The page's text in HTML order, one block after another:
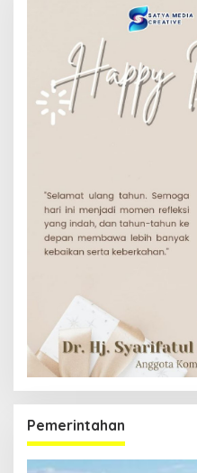
Pemerintahan